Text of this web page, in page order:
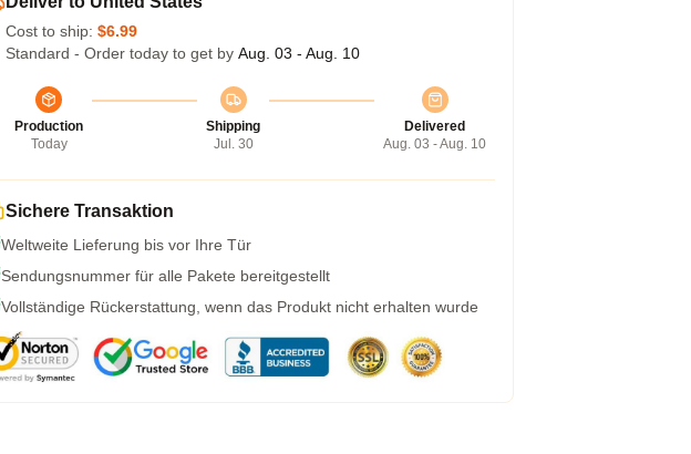
Cost to ship: $6.99
Standard - Order today to get by Aug. 03 - Aug. 10
Production
Today
Shipping
Jul. 30
Delivered
Aug. 03 - Aug. 10
Sichere Transaktion
Weltweite Lieferung bis vor Ihre Tür
Sendungsnummer für alle Pakete bereitgestellt
Vollständige Rückerstattung, wenn das Produkt nicht erhalten wurde